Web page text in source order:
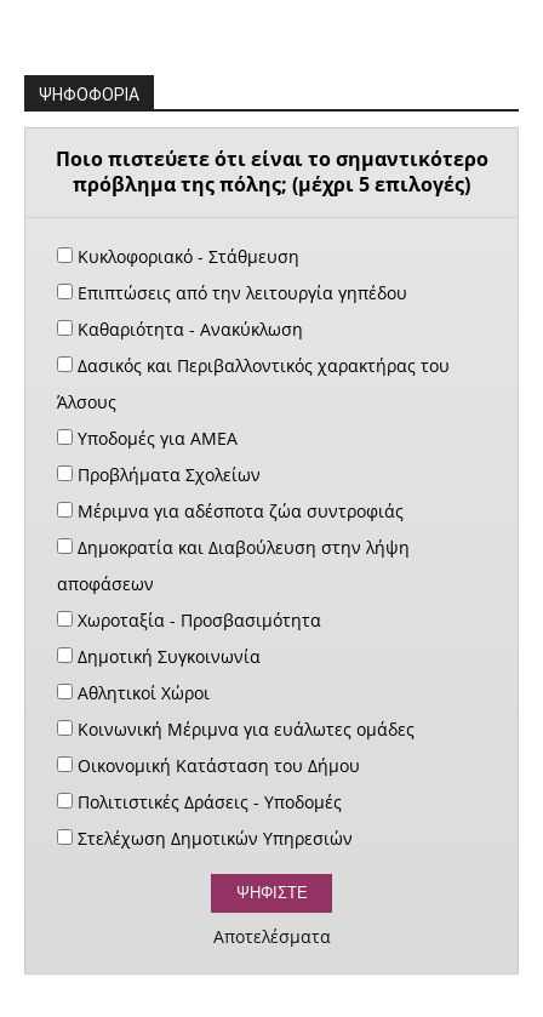
ΨΗΦΟΦΟΡΙΑ
Ποιο πιστεύετε ότι είναι το σημαντικότερο
πρόβλημα της πόλης; (μέχρι 5 επιλογές)
Κυκλοφοριακό - Στάθμευση
Επιπτώσεις από την λειτουργία γηπέδου
Καθαριότητα - Ανακύκλωση
Δασικός και Περιβαλλοντικός χαρακτήρας του
Άλσους
Υποδομές για ΑΜΕΑ
Προβλήματα Σχολείων
Μέριμνα για αδέσποτα ζώα συντροφιάς
Δημοκρατία και Διαβούλευση στην λήψη
αποφάσεων
Χωροταξία - Προσβασιμότητα
Δημοτική Συγκοινωνία
Αθλητικοί Χώροι
Κοινωνική Μέριμνα για ευάλωτες ομάδες
Οικονομική Κατάσταση του Δήμου
Πολιτιστικές Δράσεις - Υποδομές
Στελέχωση Δημοτικών Υπηρεσιών
Αποτελέσματα